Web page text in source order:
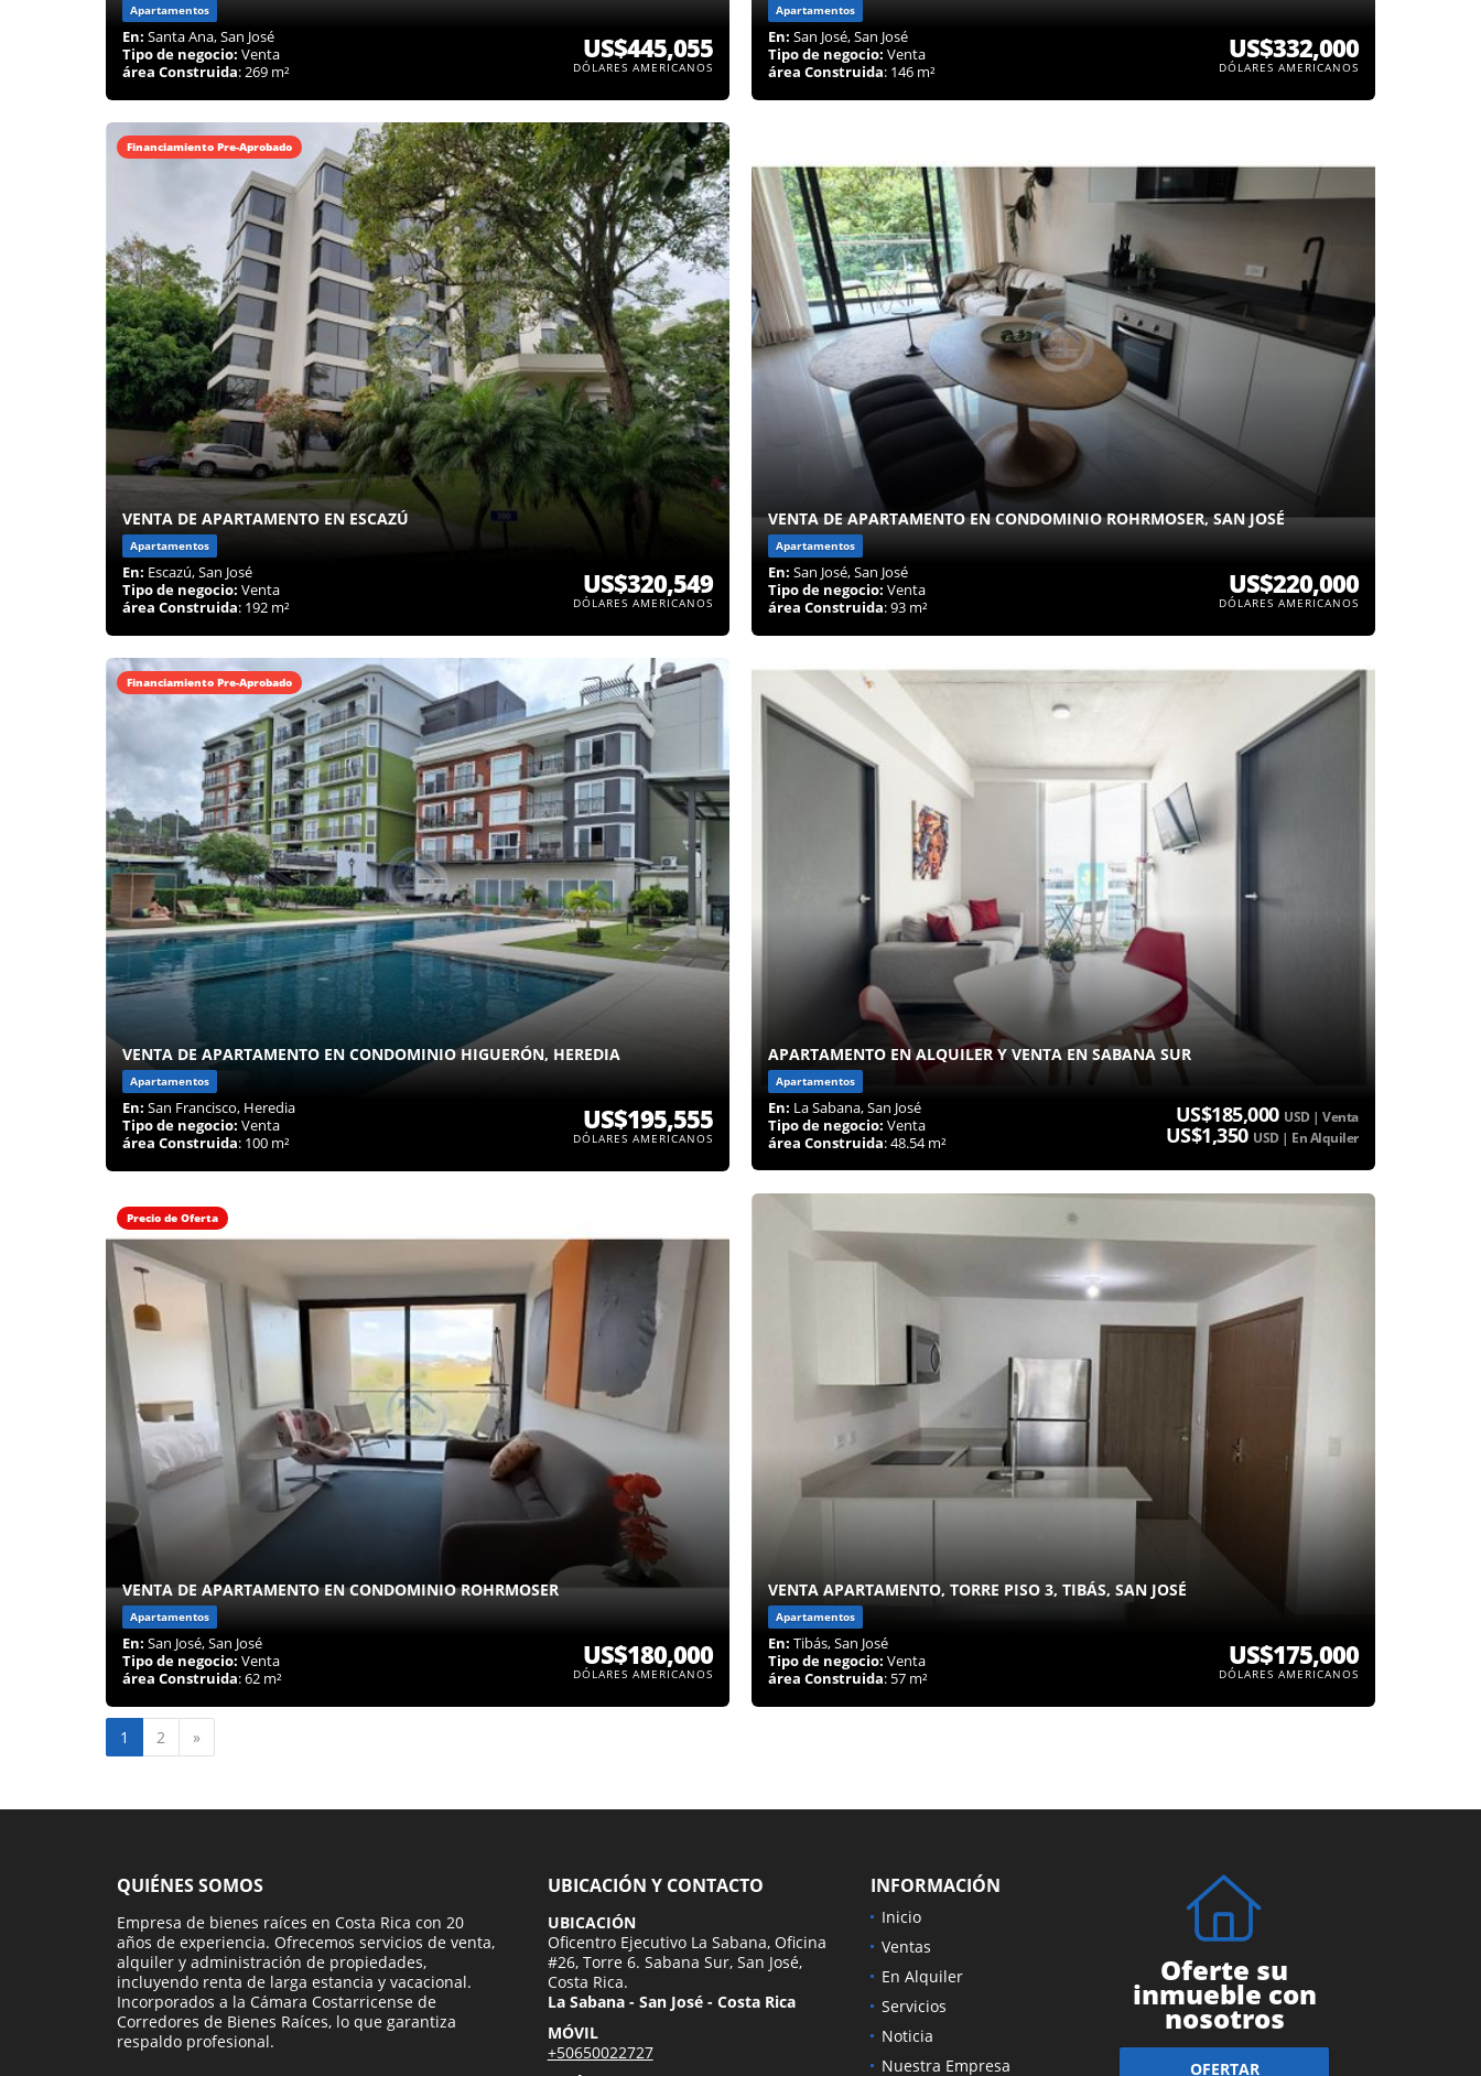
Apartamentos
En: Santa Ana, San José
Tipo de negocio: Venta
área Construida: 269 m²
US$445,055
DÓLARES AMERICANOS
Apartamentos
En: San José, San José
Tipo de negocio: Venta
área Construida: 146 m²
US$332,000
DÓLARES AMERICANOS
Financiamiento Pre-Aprobado
VENTA DE APARTAMENTO EN ESCAZÚ
Apartamentos
En: Escazú, San José
Tipo de negocio: Venta
área Construida: 192 m²
US$320,549
DÓLARES AMERICANOS
VENTA DE APARTAMENTO EN CONDOMINIO ROHRMOSER, SAN JOSÉ
Apartamentos
En: San José, San José
Tipo de negocio: Venta
área Construida: 93 m²
US$220,000
DÓLARES AMERICANOS
Financiamiento Pre-Aprobado
VENTA DE APARTAMENTO EN CONDOMINIO HIGUERÓN, HEREDIA
Apartamentos
En: San Francisco, Heredia
Tipo de negocio: Venta
área Construida: 100 m²
US$195,555
DÓLARES AMERICANOS
APARTAMENTO EN ALQUILER Y VENTA EN SABANA SUR
Apartamentos
En: La Sabana, San José
Tipo de negocio: Venta
área Construida: 48.54 m²
US$185,000 USD | Venta
US$1,350 USD | En Alquiler
Precio de Oferta
VENTA DE APARTAMENTO EN CONDOMINIO ROHRMOSER
Apartamentos
En: San José, San José
Tipo de negocio: Venta
área Construida: 62 m²
US$180,000
DÓLARES AMERICANOS
VENTA APARTAMENTO, TORRE PISO 3, TIBÁS, SAN JOSÉ
Apartamentos
En: Tibás, San José
Tipo de negocio: Venta
área Construida: 57 m²
US$175,000
DÓLARES AMERICANOS
1 2 »
QUIÉNES SOMOS
Empresa de bienes raíces en Costa Rica con 20
años de experiencia. Ofrecemos servicios de venta,
alquiler y administración de propiedades,
incluyendo renta de larga estancia y vacacional.
Incorporados a la Cámara Costarricense de
Corredores de Bienes Raíces, lo que garantiza
respaldo profesional.
UBICACIÓN Y CONTACTO
UBICACIÓN
Oficentro Ejecutivo La Sabana, Oficina
#26, Torre 6. Sabana Sur, San José,
Costa Rica.
La Sabana - San José - Costa Rica
MÓVIL
+50650022727
INFORMACIÓN
Inicio
Ventas
En Alquiler
Servicios
Noticia
Nuestra Empresa
Oferte su
inmueble con
nosotros
OFERTAR